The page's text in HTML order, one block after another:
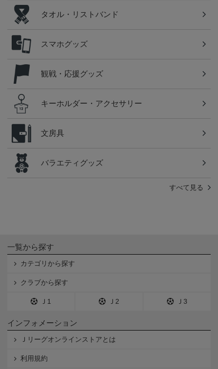
タオル・リストバンド
スマホグッズ
観戦・応援グッズ
キーホルダー・アクセサリー
文房具
バラエティグッズ
すべて見る
一覧から探す
カテゴリから探す
クラブから探す
Ｊ1 Ｊ2 Ｊ3
インフォメーション
Ｊリーグオンラインストアとは
利用規約